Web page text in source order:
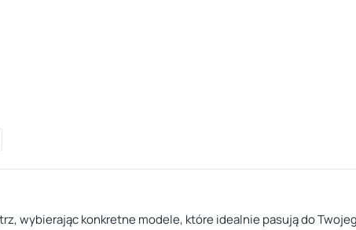
wybierając konkretne modele, które idealnie pasują do